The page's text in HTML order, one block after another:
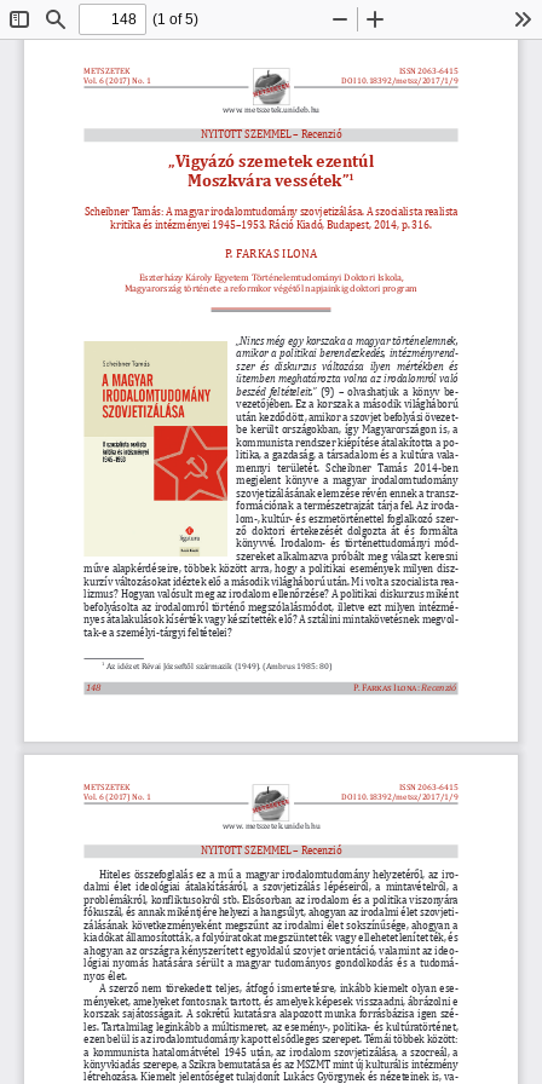
ToggleFind
(1 of 5)
Zoom
METSZETEK
Vol. 6 (2017) No. 1
ISSN 2063-6415
DOI10.18392/metsz/2017/1/9
www. metszetek.unideb.hu
148 P. Farkas Ilona: Recenzió
NYITOTT SZEMMEL – Recenzió
„Vigyázó szemetek ezentúl
Moszkvára vessétek”1
Scheibner Tamás: A magyar irodalomtudomány szovjetizálása. A szocialista realista
kritika és intézményei 1945–1953. Ráció Kiadó, Budapest, 2014, p. 316.
P. FARKAS ILONA
Eszterházy Károly Egyetem Történelemtudományi Doktori Iskola,
Magyarország története a reformkor végétől napjainkig doktori program
„Nincs még egy korszaka a magyar történelemnek,
amikor  a  politikai  berendezkedés,  intézményrend-
szer  és  diskurzus  változása  ilyen  mértékben  és
ütemben  meghatározta  volna  az  irodalomról  való
beszéd  feltételeit.” (9) – olvashatjuk a könyv be­
vezetőjében. Ez a korszak a második világháború
után kezdődött, amikor a szovjet befolyási övezet
be került országokban, így Magyarországon is, a
kommunista rendszer kiépítése átalakította a po
litika, a gazdaság, a társadalom és a kultúra vala
mennyi  területét.  Scheibner  Tamás  2014­ben
meg   jelent könyve a magyar irodalomtudomány
szovjetizálásának elemzése révén ennek a transz
formációnak a természetrajzát tárja fel. Az iroda
lom­, kultúr­ és eszmetörténettel foglalkozó szer
ző doktori értekezését dolgozta át és formálta
könyvvé. Irodalom­ és történettudományi mód
szereket alkalmazva próbált meg választ keresni
műve alapkérdéseire, többek között arra, hogy a politikai események milyen disz
kurzív változásokat idéztek elő a második világháború után. Mi volt a szocialista rea­
lizmus? Hogyan valósult meg az irodalom ellenőrzése? A politikai diskurzus miként
befolyásolta az irodalomról történő megszólalásmódot, illetve ezt milyen intézmé
nyes átalakulások kísérték vagy készítették elő? A sztálini mintakövetésnek megvol
tak­e a személyi­tárgyi feltételei?
1 Az idézet Révai Józseftől származik (1949). (Ambrus 1985: 80)
METSZETEK
Vol. 6 (2017) No. 1
ISSN 2063-6415
DOI10.18392/metsz/2017/1/9
www. metszetek.unideb.hu
NYITOTT SZEMMEL – Recenzió
Hiteles összefoglalás ez a mű a magyar irodalomtudomány helyzetéről, az iro
dalmi élet ideológiai átalakításáról, a szovjetizálás lépéseiről, a mintavételről, a
problémákról, konfliktusokról stb. Elsősorban az irodalom és a politika viszonyára
fókuszál, és annak mikéntjére helyezi a hangsúlyt, ahogyan az irodalmi élet szovjeti
zálásának következményeként megszűnt az irodalmi élet sokszínűsége, ahogyan a
kiadókat államosították, a folyóiratokat megszüntették vagy ellehetetlenítették, és
ahogyan az országra kényszerített egyoldalú szovjet orientáció, valamint az ideo
lógiai nyomás hatására sérült a magyar tudományos gondolkodás és a tudomá
nyos élet
A szerző nem törekedett teljes, átfogó ismertetésre, inkább kiemelt olyan ese
ményeket, amelyeket fontosnak tartott, és amelyek képesek visszaadni, ábrázolni e
korszak sajátosságait. A sokrétű kutatásra alapozott munka forrásbázisa igen szé
les. Tartalmilag leginkább a múltismeret, az esemény­, politika­ és kultúratörténet,
ezen belül is az irodalomtudomány kapott elsődleges szerepet. Témái többek között:
a kommunista hatalomátvétel 1945 után, az irodalom szovjetizálása, a szocreál, a
könyvkiadás szerepe, a Szikra bemutatása és az MSZMT mint új kulturális intézmény
létrehozása. Kiemelt jelentőséget tulajdonít Lukács Györgynek és nézeteinek is, va